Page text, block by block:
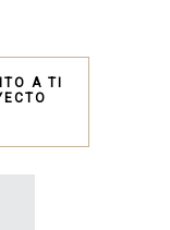
A TI